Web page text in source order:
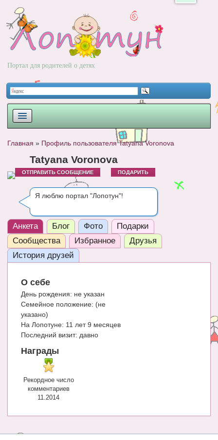
Портал для родителей о детях
РОДЫ
НОВОРОЖДЕННЫЙ
РАЗВИТИЕ
ВОПРОС-ОТВЕТ
ЧАТ
КНИГИ
Сказки
ПСИХОЛОГИЯ
ЗДОРОВЬЕ
КОНКУРСЫ
СООБЩЕСТВА
БЕРЕМЕННОСТЬ
Календарь беременности
Главная » Профиль пользователя Tatyana Voronova
Tatyana Voronova
ОТПРАВИТЬ СООБЩЕНИЕ ПОДАРИТЬ
Я люблю портал "Лопотун"!
Анкета Блог Фото
Подарки
Сообщества
Избранное
Друзья
История друзей
О себе
День рождения: не указан
Семейное положение: (не
указано)
На Лопотуне: 11 лет 9 месяцев
Последний визит: давно
Награды
Рекордное число
комментариев
11.2014